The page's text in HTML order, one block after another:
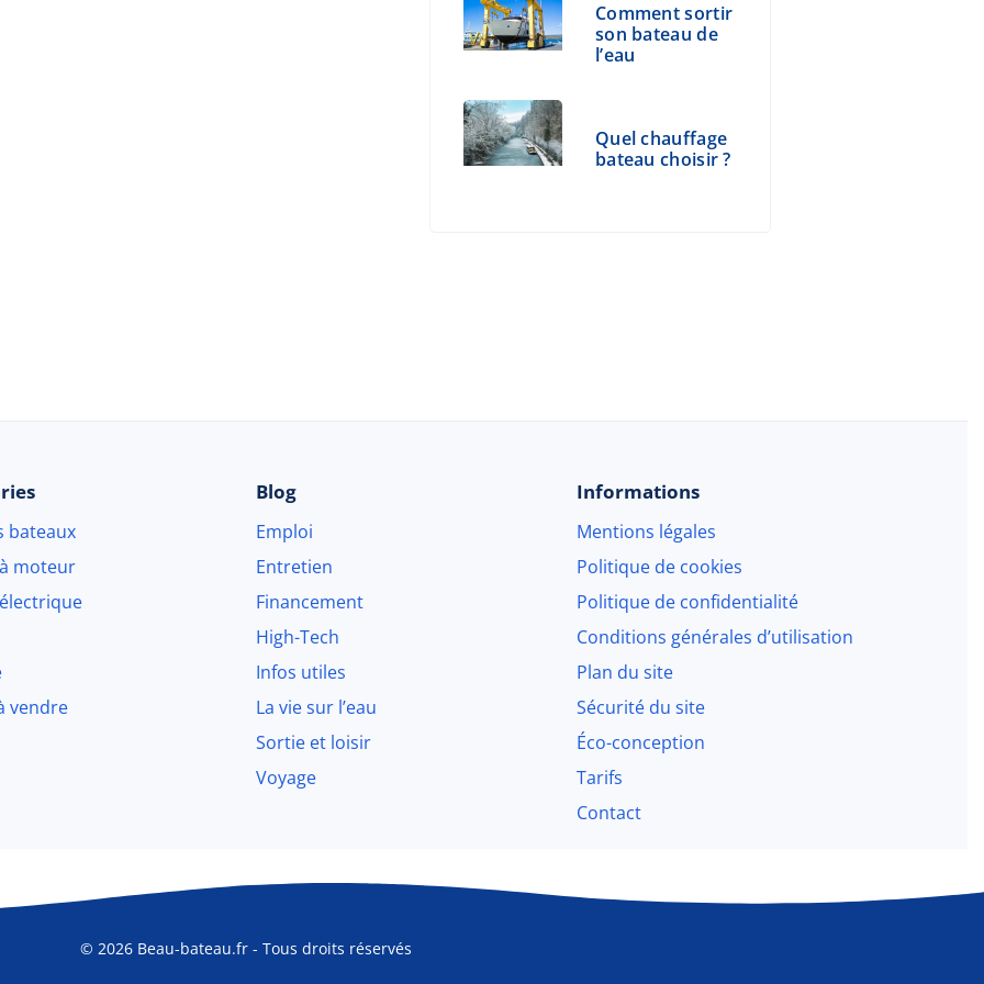
Comment sortir
son bateau de
l’eau
Quel chauffage
bateau choisir ?
bateaux
moteur
vendre
Blog
Emploi
Entretien
Financement
High-Tech
Infos utiles
La vie sur l’eau
Sortie et loisir
Voyage
Informations
Mentions légales
Politique de cookies
Politique de confidentialité
Conditions générales d’utilisation
Plan du site
Sécurité du site
Éco-conception
Tarifs
Contact
© 2026 Beau-bateau.fr - Tous droits réservés